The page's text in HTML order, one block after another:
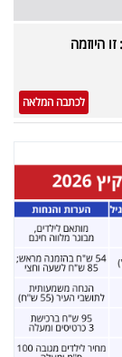
היוזמה
לכתבה המלאה